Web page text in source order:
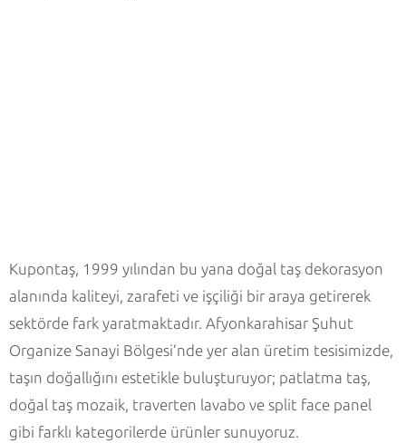
Kupontaş, 1999 yılından bu yana doğal taş dekorasyon
alanında kaliteyi, zarafeti ve işçiliği bir araya getirerek
sektörde fark yaratmaktadır. Afyonkarahisar Şuhut
Organize Sanayi Bölgesi’nde yer alan üretim tesisimizde,
taşın doğallığını estetikle buluşturuyor; patlatma taş,
doğal taş mozaik, traverten lavabo ve split face panel
gibi farklı kategorilerde ürünler sunuyoruz.